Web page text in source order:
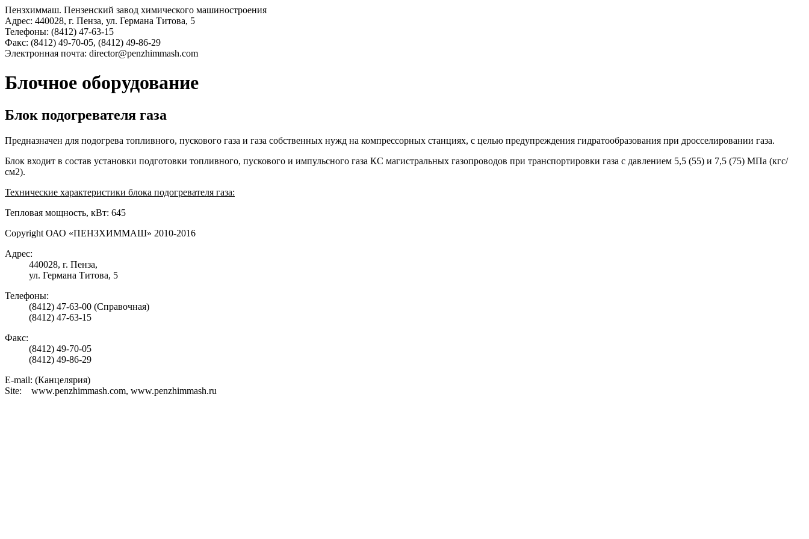
Пензхиммаш. Пензенский завод химического машиностроения
Адрес: 440028, г. Пенза, ул. Германа Титова, 5
Телефоны: (8412) 47-63-15
Факс: (8412) 49-70-05, (8412) 49-86-29
Электронная почта: director@penzhimmash.com
Блочное оборудование
Блок подогревателя газа
Предназначен для подогрева топливного, пускового газа и газа собственных нужд на компрессорных станциях, с целью предупреждения гидратообразования при дросселировании газа.
Блок входит в состав установки подготовки топливного, пускового и импульсного газа КС магистральных газопроводов при транспортировки газа с давлением 5,5 (55) и 7,5 (75) МПа (кгс/
см2).
Технические характеристики блока подогревателя газа:
Тепловая мощность, кВт: 645
Copyright ОАО «ПЕНЗХИММАШ» 2010-2016
Адрес:
440028, г. Пенза,
ул. Германа Титова, 5
Телефоны:
(8412) 47-63-00 (Справочная)
(8412) 47-63-15
Факс:
(8412) 49-70-05
(8412) 49-86-29
E-mail: (Канцелярия)
Site: www.penzhimmash.com, www.penzhimmash.ru